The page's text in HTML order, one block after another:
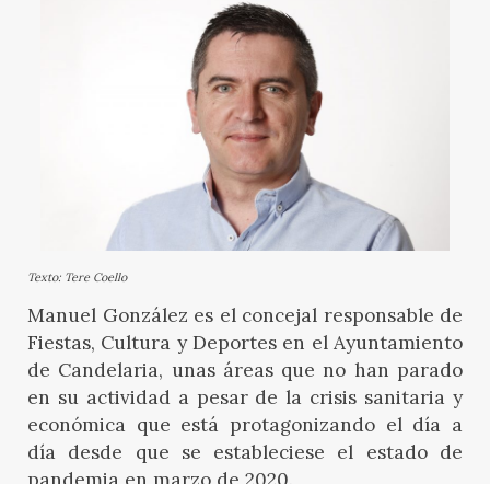
Texto: Tere Coello
Manuel González es el concejal responsable de
Fiestas, Cultura y Deportes en el Ayuntamiento
de Candelaria, unas áreas que no han parado
en su actividad a pesar de la crisis sanitaria y
económica que está protagonizando el día a
día desde que se estableciese el estado de